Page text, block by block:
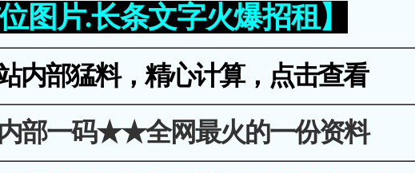
位图片.长条文字火爆招租】
内部猛料，精心计算，点击查看
部一码★★全网最火的一份资料